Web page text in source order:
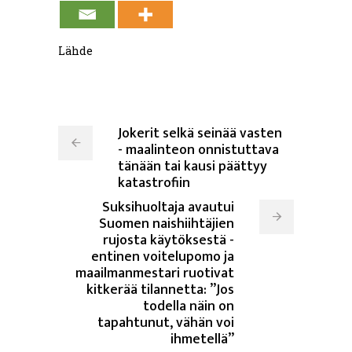
Lähde
Jokerit selkä seinää vasten
- maalinteon onnistuttava
tänään tai kausi päättyy
katastrofiin
Suksihuoltaja avautui
Suomen naishiihtäjien
rujosta käytöksestä -
entinen voitelupomo ja
maailmanmestari ruotivat
kitkerää tilannetta: ”Jos
todella näin on
tapahtunut, vähän voi
ihmetellä”